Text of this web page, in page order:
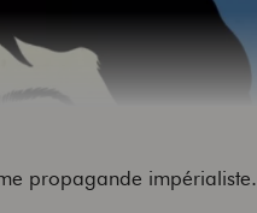
propagande impérialiste.